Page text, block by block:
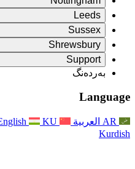
Rapora
Rapora
Rapora
خێزان
ZH-HANT 繁體中文 EN